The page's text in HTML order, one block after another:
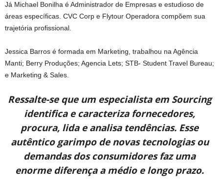
Já Michael Bonilha é Administrador de Empresas e estudioso de
áreas específicas. CVC Corp e Flytour Operadora compõem sua
trajetória profissional.
Jessica Barros é formada em Marketing, trabalhou na Agência
Manti; Berry Produções; Agencia Lets; STB- Student Travel Bureau;
e Marketing & Sales.
Ressalte-se que um especialista em Sourcing
identifica e caracteriza fornecedores,
procura, lida e analisa tendências. Esse
autêntico garimpo de novas tecnologias ou
demandas dos consumidores faz uma
enorme diferença a médio e longo prazo.